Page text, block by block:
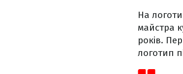
На
майстра
років.
логотип